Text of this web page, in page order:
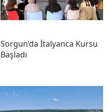
Sorgun’da İtalyanca Kursu
Başladı